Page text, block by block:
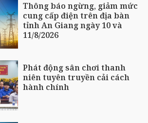
Thông báo ngừng, giảm mức
cung cấp điện trên địa bàn
tỉnh An Giang ngày 10 và
11/8/2026
Phát động sân chơi thanh
niên tuyên truyền cải cách
hành chính